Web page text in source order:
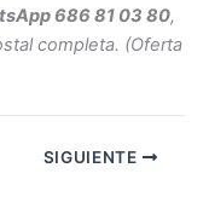
686 81 03 80,
completa. (Oferta
SIGUIENTE